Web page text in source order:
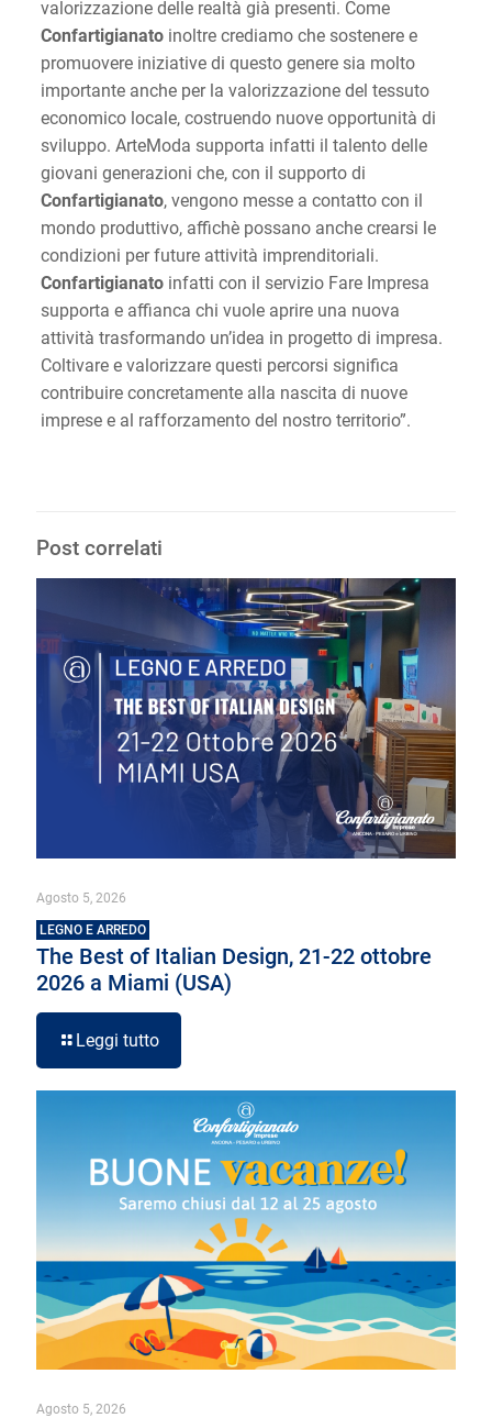
valorizzazione delle realtà già presenti. Come
Confartigianatoinoltre crediamo che sostenere e
promuovere iniziative di questo genere sia molto
importante anche per la valorizzazione del tessuto
economico locale, costruendo nuove opportunità di
sviluppo. ArteModa supporta infatti il talento delle
giovani generazioni che, con il supporto di
Confartigianato, vengono messe a contatto con il
mondo produttivo, affichè possano anche crearsi le
condizioni per future attività imprenditoriali.
Confartigianatoinfatti con il servizio Fare Impresa
supporta e affianca chi vuole aprire una nuova
attività trasformando un’idea in progetto di impresa.
Coltivare e valorizzare questi percorsi significa
contribuire concretamente alla nascita di nuove
imprese e al rafforzamento del nostro territorio”.
Post correlati
Agosto 5, 2026
LEGNO E ARREDO
The Best of Italian Design, 21-22 ottobre
2026 a Miami (USA)
Leggi tutto
Agosto 5, 2026